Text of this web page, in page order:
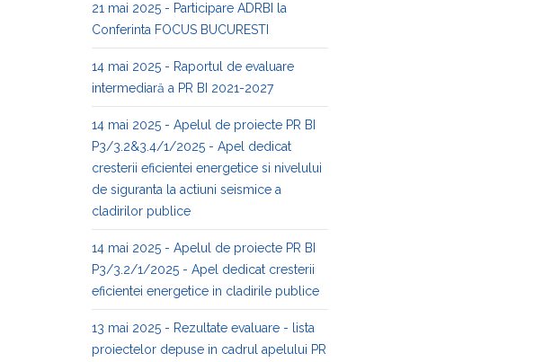
21 mai 2025 - Participare ADRBI la
Conferinta FOCUS BUCURESTI
14 mai 2025 - Raportul de evaluare
intermediară a PR BI 2021-2027
14 mai 2025 - Apelul de proiecte PR BI
P3/3.2&3.4/1/2025 - Apel dedicat
cresterii eficientei energetice si nivelului
de siguranta la actiuni seismice a
cladirilor publice
14 mai 2025 - Apelul de proiecte PR BI
P3/3.2/1/2025 - Apel dedicat cresterii
eficientei energetice in cladirile publice
13 mai 2025 - Rezultate evaluare - lista
proiectelor depuse in cadrul apelului PR